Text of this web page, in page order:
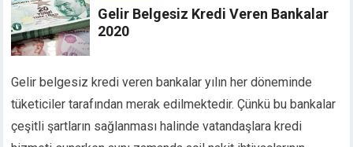
panel
panel
panel
Gelir Belgesiz Kredi Veren Bankalar
2020
Gelir belgesiz kredi veren bankalar yılın her döneminde
tüketiciler tarafından merak edilmektedir. Çünkü bu bankalar
çeşitli şartların sağlanması halinde vatandaşlara kredi